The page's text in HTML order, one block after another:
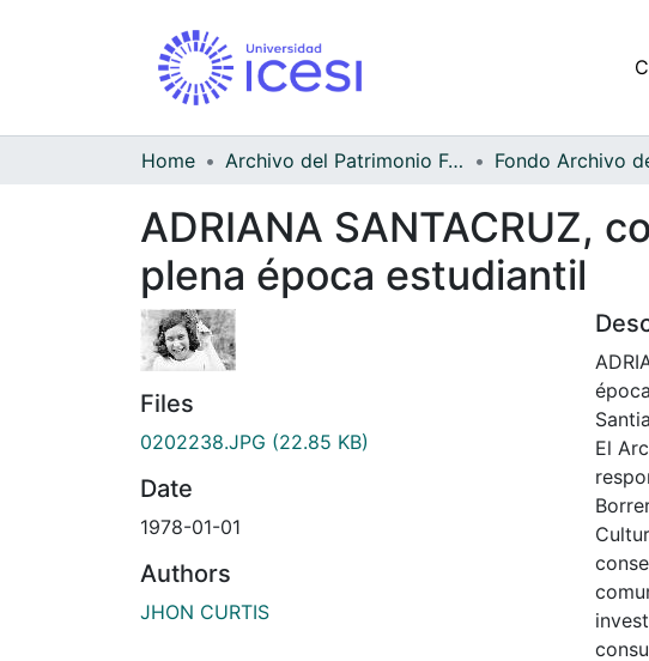
Home Archivo del Patrimonio Fotográfico y Fílmico del Valle del Cauca
ADRIANA SANTACRUZ,
plena época estudiantil
Files
0202238.JPG (22.85 KB)
Date
1978-01-01
Authors
JHON CURTIS
El